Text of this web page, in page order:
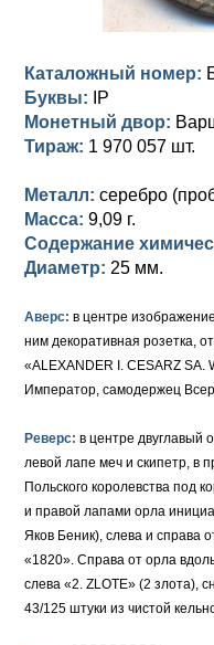
Памятные и
Для Польши
Памятные и
Для Польши
Медь
Сибирские монеты
Для Молдавии и
Таврические монеты
Золото
Серебро
Медь
Для Пруссии
Ливонезы
Альбертусталер
Иоанн Антонович (1740-
Анна Иоанновна (1730-
Петр II (1727-1730)
Екатерина I (1725-1727)
Петр I (1682-1725)
Золото
Серебро
Для Речи
Каталожный номер:
Буквы:
IP
Монетный двор:
Тираж: 1 970 057 шт.
Металл: серебро
Масса: 9,09 г.
Содержание
Диаметр: 25 мм.
Аверс: в центре
ним декоративная розетка,
«ALEXANDER I. CESARZ SA.
Император, самодержец
Реверс: в центре двуглавый
левой лапе меч и скипетр, в
Польского королевства под
и правой лапами орла
Яков Беник), слева и справа
«1820». Справа от орла
слева «2. ZLOTE» (2 злота),
43/125 штуки из чистой